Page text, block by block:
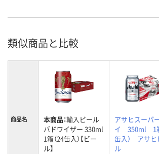
類似商品と比較
商品名 本商品：輸入ビール
バドワイザー 330ml
1箱（24缶入）【ビー
ル】
アサヒスーパ
イ 350ml 1
缶入） アサヒ
ル